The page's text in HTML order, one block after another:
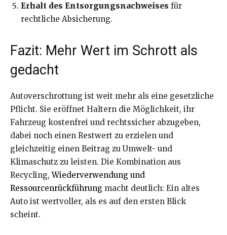
Erhalt des Entsorgungsnachweises für
rechtliche Absicherung.
Fazit: Mehr Wert im Schrott als
gedacht
Autoverschrottung ist weit mehr als eine gesetzliche
Pflicht. Sie eröffnet Haltern die Möglichkeit, ihr
Fahrzeug kostenfrei und rechtssicher abzugeben,
dabei noch einen Restwert zu erzielen und
gleichzeitig einen Beitrag zu Umwelt- und
Klimaschutz zu leisten. Die Kombination aus
Recycling,Wiederverwendung und
Ressourcenrückführung macht deutlich: Ein altes
Auto ist wertvoller, als es auf den ersten Blick
scheint.